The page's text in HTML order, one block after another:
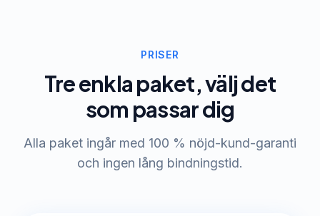
PRISER
Tre enkla paket, välj det
som passar dig
Alla paket ingår med 100 % nöjd-kund-garanti
och ingen lång bindningstid.